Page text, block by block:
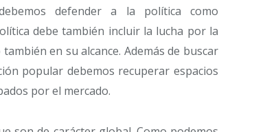
defender a la política como
debe también incluir la lucha por la
en su alcance. Además de buscar
popular debemos recuperar espacios
por el mercado.